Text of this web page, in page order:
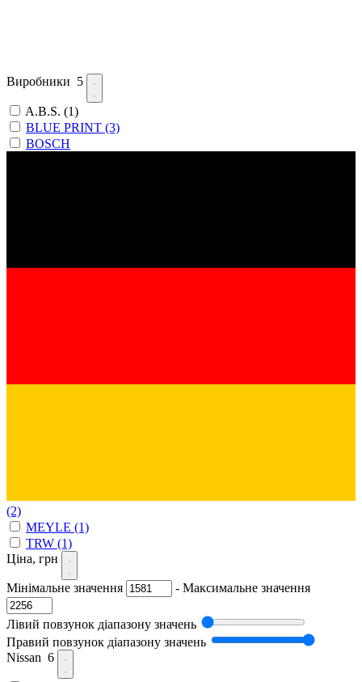
Виробники 5
A.B.S. (1)
BLUE PRINT (3)
BOSCH
(2)
MEYLE (1)
TRW (1)
Ціна, грн
Мінімальне значення - Максимальне значення
Лівий повзунок діапазону значень
Правий повзунок діапазону значень
Nissan 6